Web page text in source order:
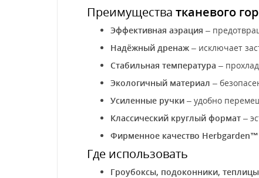
Преимущества тканевого
Эффективная аэрация –
Надёжный дренаж – исключает
Стабильная температура –
Экологичный материал –
Усиленные ручки – удобно
Классический круглый формат –
Фирменное качество Herbgarden™
Где использовать
Гроубоксы, подоконники,